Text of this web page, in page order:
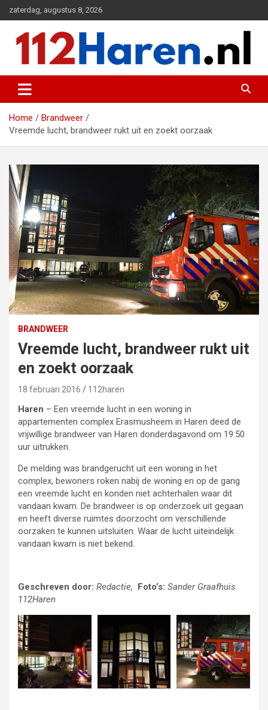
naar
inhoud
zaterdag, augustus 8, 2026
112 Haren.nl
Home
Brandweer
Vreemde lucht, brandweer rukt uit en zoekt oorzaak
BRANDWEER
Vreemde lucht, brandweer rukt uit
en zoekt oorzaak
18 februari 2016 112haren
Haren – Een vreemde lucht in een woning in
appartementen complex Erasmusheem in Haren deed de
vrijwillige brandweer van Haren donderdagavond om 19:50
uur uitrukken.
De melding was brandgerucht uit een woning in het
complex, bewoners roken nabij de woning en op de gang
een vreemde lucht en konden niet achterhalen waar dit
vandaan kwam. De brandweer is op onderzoek uit gegaan
en heeft diverse ruimtes doorzocht om verschillende
oorzaken te kunnen uitsluiten. Waar de lucht uiteindelijk
vandaan kwam is niet bekend.
Geschreven door: Redactie, Foto’s: Sander Graafhuis
112Haren